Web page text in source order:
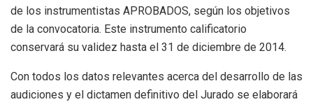
de los instrumentistas APROBADOS, según los objetivos
de la convocatoria. Este instrumento calificatorio
conservará su validez hasta el 31 de diciembre de 2014.
Con todos los datos relevantes acerca del desarrollo de las
audiciones y el dictamen definitivo del Jurado se elaborará